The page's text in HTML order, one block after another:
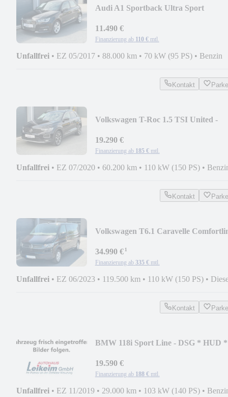
Audi A1 Sportback Ultra Sport
11.490 €
Finanzierung ab 110 € mtl.
Unfallfrei • EZ 05/2017 • 88.000 km • 70 kW (95 PS) • Benzin
Kontakt
Volkswagen T-Roc 1.5 TSI United -
19.290 €
Finanzierung ab 185 € mtl.
Unfallfrei • EZ 07/2020 • 60.200 km • 110 kW (150 PS) •
Kontakt
Volkswagen T6.1 Caravelle
34.990 €¹
Finanzierung ab 335 € mtl.
Unfallfrei • EZ 06/2023 • 119.500 km • 110 kW (150 PS) •
Kontakt
BMW 118i Sport Line - DSG * HUD *
19.590 €
Finanzierung ab 188 € mtl.
Unfallfrei • EZ 11/2019 • 29.000 km • 103 kW (140 PS) •